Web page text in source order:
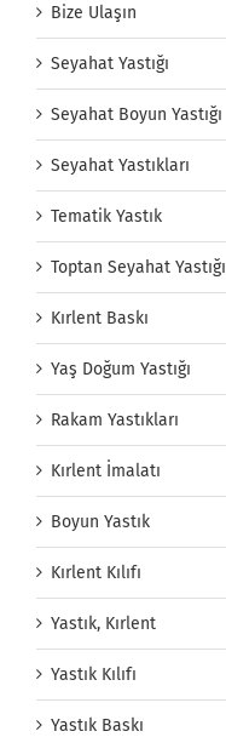
Bize Ulaşın
Seyahat Yastığı
Seyahat Boyun Yastığı
Seyahat Yastıkları
Tematik Yastık
Toptan Seyahat Yastığı
Kırlent Baskı
Yaş Doğum Yastığı
Rakam Yastıkları
Kırlent İmalatı
Boyun Yastık
Kırlent Kılıfı
Yastık, Kırlent
Yastık Kılıfı
Yastık Baskı